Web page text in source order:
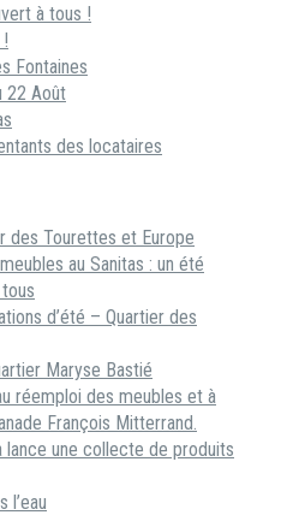
à tous !
Fontaines
22 Août
des locataires
des Tourettes et Europe
au Sanitas : un été
d’été – Quartier des
Maryse Bastié
réemploi des meubles et à
François Mitterrand.
lance une collecte de produits
l’eau